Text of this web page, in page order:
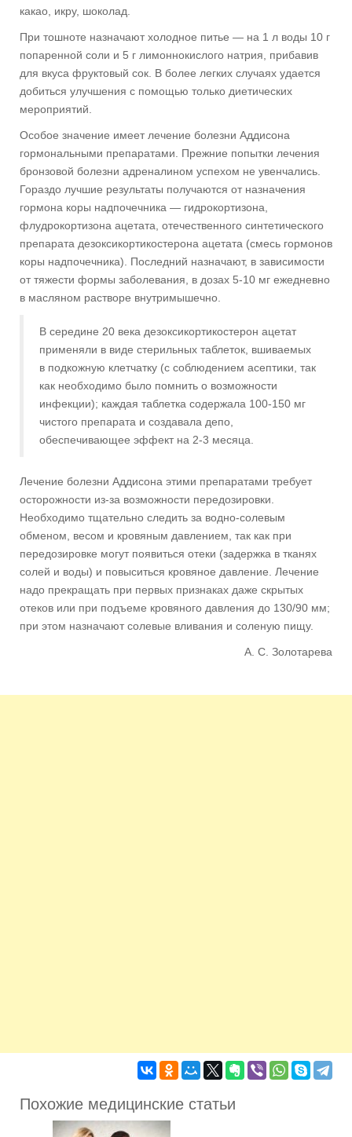
какао, икру, шоколад.
При тошноте назначают холодное питье — на 1 л воды 10 г
попаренной соли и 5 г лимоннокислого натрия, прибавив
для вкуса фруктовый сок. В более легких случаях удается
добиться улучшения с помощью только диетических
мероприятий.
Особое значение имеет лечение болезни Аддисона
гормональными препаратами. Прежние попытки лечения
бронзовой болезни адреналином успехом не увенчались.
Гораздо лучшие результаты получаются от назначения
гормона коры надпочечника — гидрокортизона,
флудрокортизона ацетата, отечественного синтетического
препарата дезоксикортикостерона ацетата (смесь гормонов
коры надпочечника). Последний назначают, в зависимости
от тяжести формы заболевания, в дозах 5-10 мг ежедневно
в масляном растворе внутримышечно.
В середине 20 века дезоксикортикостерон ацетат
применяли в виде стерильных таблеток, вшиваемых
в подкожную клетчатку (с соблюдением асептики, так
как необходимо было помнить о возможности
инфекции); каждая таблетка содержала 100-150 мг
чистого препарата и создавала депо,
обеспечивающее эффект на 2-3 месяца.
Лечение болезни Аддисона этими препаратами требует
осторожности из-за возможности передозировки.
Необходимо тщательно следить за водно-солевым
обменом, весом и кровяным давлением, так как при
передозировке могут появиться отеки (задержка в тканях
солей и воды) и повыситься кровяное давление. Лечение
надо прекращать при первых признаках даже скрытых
отеков или при подъеме кровяного давления до 130/90 мм;
при этом назначают солевые вливания и соленую пищу.
А. С. Золотарева
Похожие медицинские статьи